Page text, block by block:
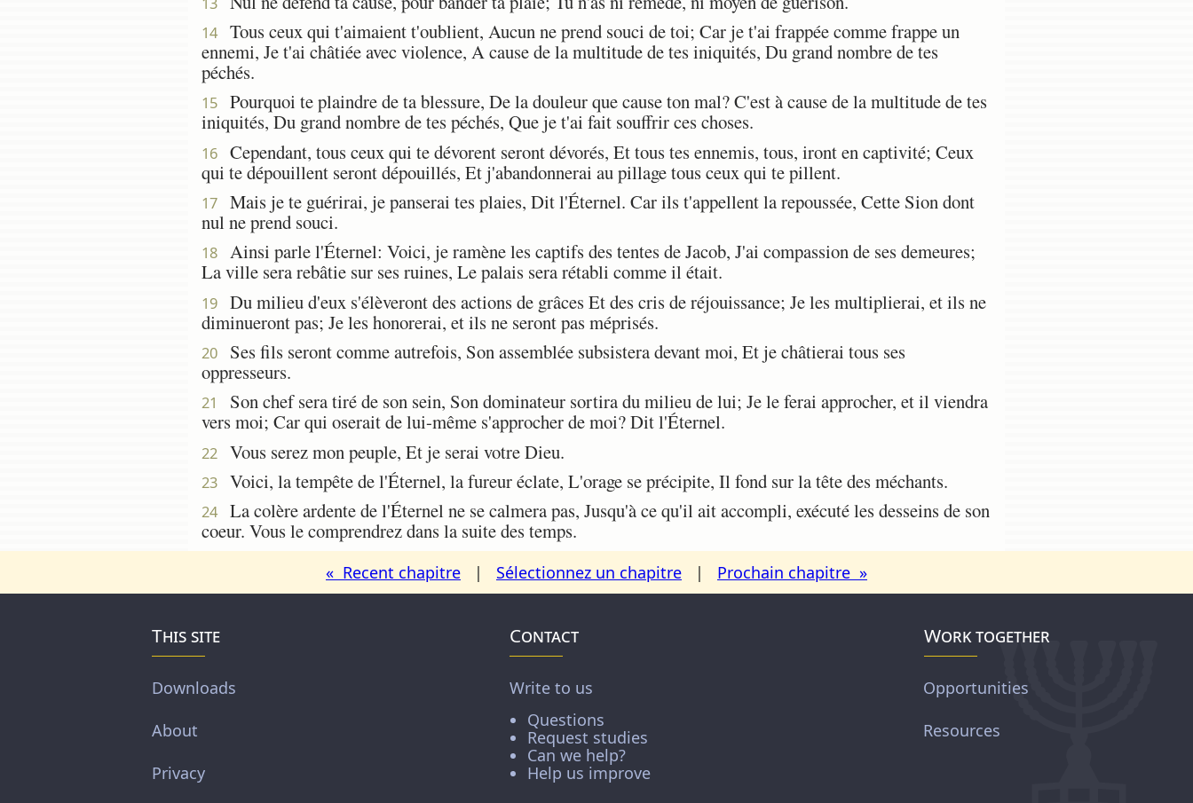
14
Tous ceux qui t'aimaient t'oublient, Aucun ne prend souci de toi; Car je t'ai frappée comme frappe un
ennemi, Je t'ai châtiée avec violence, A cause de la multitude de tes iniquités, Du grand nombre de tes
péchés.
15
Pourquoi te plaindre de ta blessure, De la douleur que cause ton mal? C'est à cause de la multitude de tes
iniquités, Du grand nombre de tes péchés, Que je t'ai fait souffrir ces choses.
16
Cependant, tous ceux qui te dévorent seront dévorés, Et tous tes ennemis, tous, iront en captivité; Ceux
qui te dépouillent seront dépouillés, Et j'abandonnerai au pillage tous ceux qui te pillent.
17
Mais je te guérirai, je panserai tes plaies, Dit l'Éternel. Car ils t'appellent la repoussée, Cette Sion dont
nul ne prend souci.
18
Ainsi parle l'Éternel: Voici, je ramène les captifs des tentes de Jacob, J'ai compassion de ses demeures;
La ville sera rebâtie sur ses ruines, Le palais sera rétabli comme il était.
19
Du milieu d'eux s'élèveront des actions de grâces Et des cris de réjouissance; Je les multiplierai, et ils ne
diminueront pas; Je les honorerai, et ils ne seront pas méprisés.
20
Ses fils seront comme autrefois, Son assemblée subsistera devant moi, Et je châtierai tous ses
oppresseurs.
21
Son chef sera tiré de son sein, Son dominateur sortira du milieu de lui; Je le ferai approcher, et il viendra
vers moi; Car qui oserait de lui-même s'approcher de moi? Dit l'Éternel.
22 Vous serez mon peuple, Et je serai votre Dieu.
23 Voici, la tempête de l'Éternel, la fureur éclate, L'orage se précipite, Il fond sur la tête des méchants.
24
La colère ardente de l'Éternel ne se calmera pas, Jusqu'à ce qu'il ait accompli, exécuté les desseins de son
coeur. Vous le comprendrez dans la suite des temps.
« Recent chapitre | Sélectionnez un chapitre | Prochain chapitre »
This site
Downloads
About
Privacy
Contact
Write to us
Questions
Request studies
Can we help?
Help us improve
Work together
Opportunities
Resources